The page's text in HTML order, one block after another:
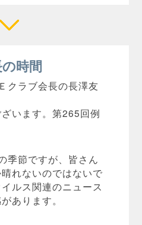
時間
クラブ会長の長澤友
います。第265回例
季節ですが、皆さん
れないのではないで
ルス関連のニュース
あります。